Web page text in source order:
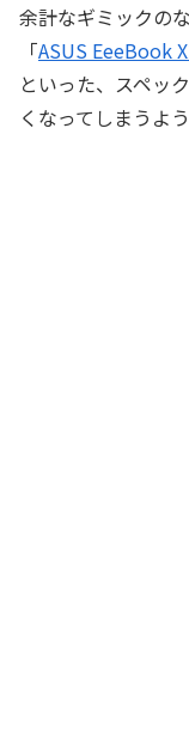
余計なギミックの
「ASUS EeeBook
といった、スペッ
くなってしまうよ